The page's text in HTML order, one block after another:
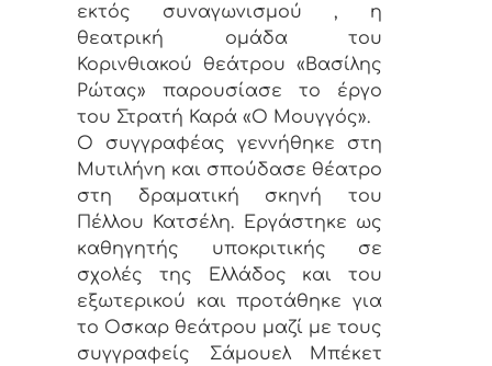
εκτός συναγωνισμού , η
θεατρική ομάδα του
Κορινθιακού θεάτρου «Βασίλης
Ρώτας» παρουσίασε το έργο
του Στρατή Καρά «Ο Μουγγός».
Ο συγγραφέας γεννήθηκε στη
Μυτιλήνη και σπούδασε θέατρο
στη δραματική σκηνή του
Πέλλου Κατσέλη. Εργάστηκε ως
καθηγητής υποκριτικής σε
σχολές της Ελλάδος και του
εξωτερικού και προτάθηκε για
το Οσκαρ θεάτρου μαζί με τους
συγγραφείς Σάμουελ Μπέκετ